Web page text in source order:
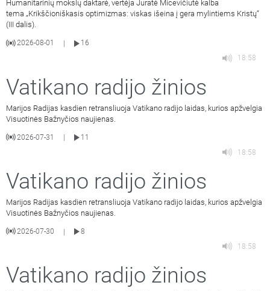
Humanitarinių mokslų daktarė, vertėja Jūratė Micevičiūtė kalba
tema „Krikščioniškasis optimizmas: viskas išeina į gera mylintiems Kristų“
(III dalis).
2026-08-01
16
18:58
Vatikano radijo žinios
Marijos Radijas kasdien retransliuoja Vatikano radijo laidas, kurios apžvelgia
Visuotinės Bažnyčios naujienas.
2026-07-31
11
18:58
Vatikano radijo žinios
Marijos Radijas kasdien retransliuoja Vatikano radijo laidas, kurios apžvelgia
Visuotinės Bažnyčios naujienas.
2026-07-30 |
8
18:58
Vatikano radijo žinios